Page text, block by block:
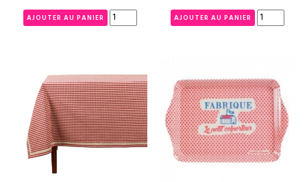
AJOUTER AU PANIER AJOUTER AU PANIER